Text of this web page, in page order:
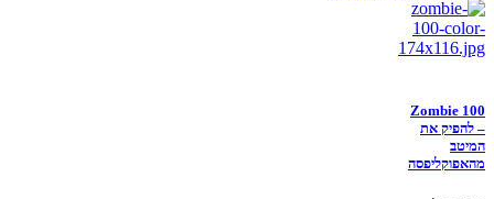
Zombie 100
– להפיק את
המיטב
מהאפוקליפסה